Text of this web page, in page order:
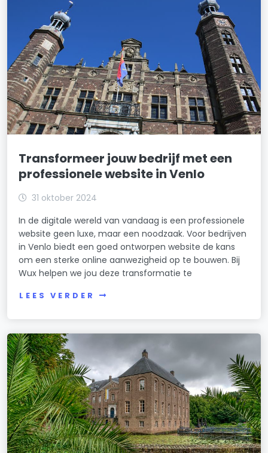
Transformeer jouw bedrijf met een
professionele website in Venlo
31 oktober 2024
In de digitale wereld van vandaag is een professionele
website geen luxe, maar een noodzaak. Voor bedrijven
in Venlo biedt een goed ontworpen website de kans
om een sterke online aanwezigheid op te bouwen. Bij
Wux helpen we jou deze transformatie te
LEES VERDER